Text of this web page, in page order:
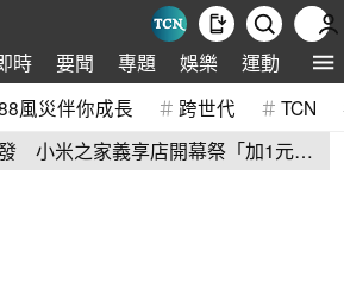
時 要聞 專題 娛樂 運動 全球
風災伴你成長 跨世代 TCN
小米之家義享店開幕祭「加1元多1